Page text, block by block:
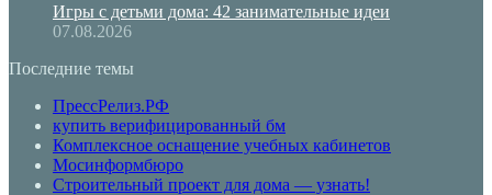
Игры с детьми дома: 42 занимательные идеи
07.08.2026
Последние темы
ПрессРелиз.РФ
купить верифицированный бм
Комплексное оснащение учебных кабинетов
Мосинформбюро
Строительный проект для дома — узнать!